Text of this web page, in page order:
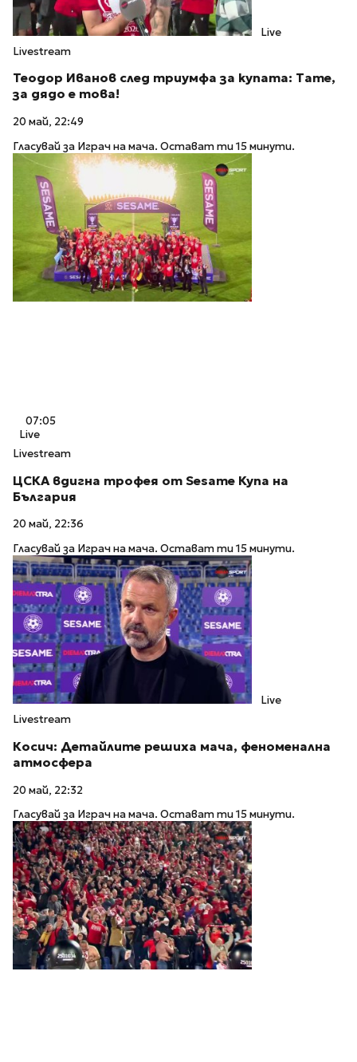
Live
Livestream
Теодор Иванов след триумфа за купата: Тате,
за дядо е това!
20 май, 22:49
Гласувай за Играч на мача. Остават ти 15 минути.
07:05
Live
Livestream
ЦСКА вдигна трофея от Sesame Купа на
България
20 май, 22:36
Гласувай за Играч на мача. Остават ти 15 минути.
Live
Livestream
Косич: Детайлите решиха мача, феноменална
атмосфера
20 май, 22:32
Гласувай за Играч на мача. Остават ти 15 минути.